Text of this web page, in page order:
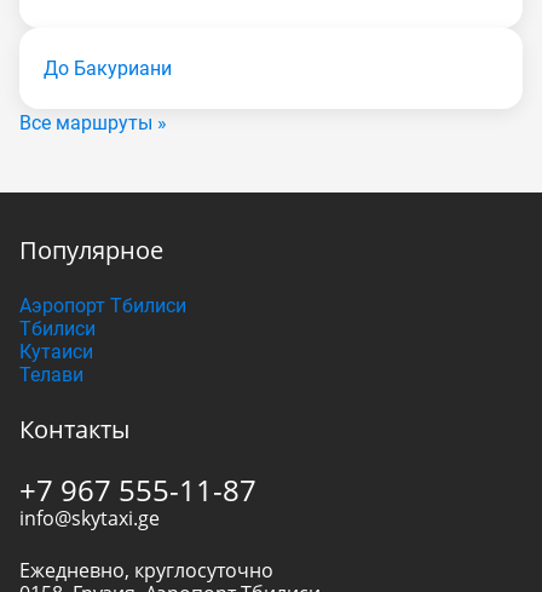
До Бакуриани
Все маршруты »
Популярное
Аэропорт Тбилиси
Тбилиси
Кутаиси
Телави
Контакты
+7 967 555-11-87
info@skytaxi.ge
Ежедневно, круглосуточно